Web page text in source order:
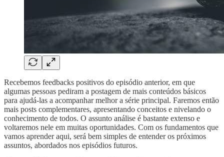
Recebemos feedbacks positivos do episódio anterior, em que
algumas pessoas pediram a postagem de mais conteúdos básicos
para ajudá-las a acompanhar melhor a série principal. Faremos então
mais posts complementares, apresentando conceitos e nivelando o
conhecimento de todos. O assunto análise é bastante extenso e
voltaremos nele em muitas oportunidades. Com os fundamentos que
vamos aprender aqui, será bem simples de entender os próximos
assuntos, abordados nos episódios futuros.